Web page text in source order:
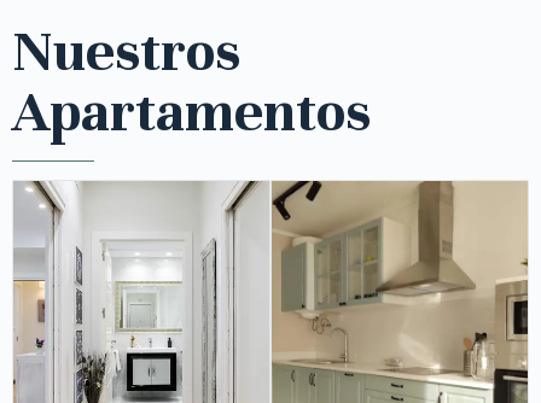
Nuestros
Apartamentos